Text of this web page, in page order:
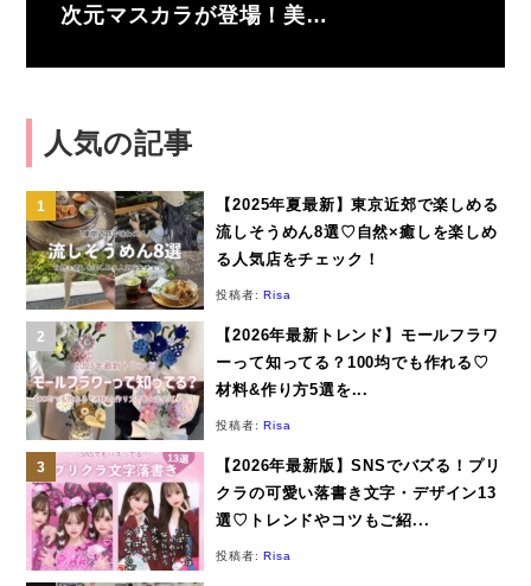
次元マスカラが登場！美…
人気の記事
【2025年夏最新】東京近郊で楽しめる
流しそうめん8選♡自然×癒しを楽しめ
る人気店をチェック！
投稿者:Risa
【2026年最新トレンド】モールフラワ
ーって知ってる？100均でも作れる♡
材料&作り方5選を...
投稿者:Risa
【2026年最新版】SNSでバズる！プリ
クラの可愛い落書き文字・デザイン13
選♡トレンドやコツもご紹...
投稿者:Risa